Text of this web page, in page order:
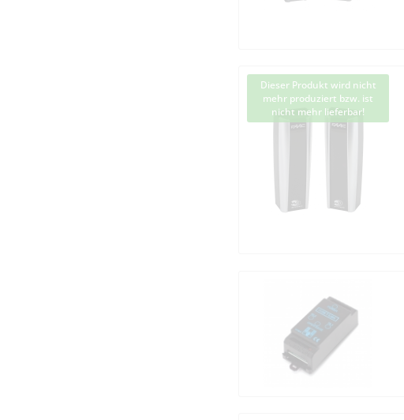
Dieser Produkt wird nicht
mehr produziert bzw. ist
nicht mehr lieferbar!